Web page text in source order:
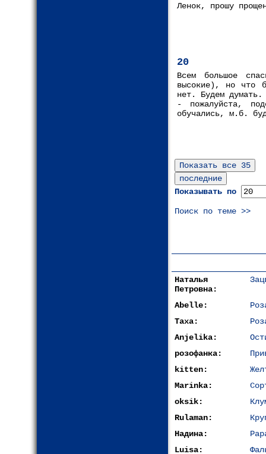
Ленок, прошу
20
Всем большое
высокие), но что
нет. Будем думать.
- пожалуйста,
обучались, м.б.
Показывать по
Поиск по теме >>
Наталья
Петровна:
Abelle:
Таха:
Anjelika:
розофанка:
kitten:
Marinka:
oksik:
Rulaman:
Надина:
Luisa: